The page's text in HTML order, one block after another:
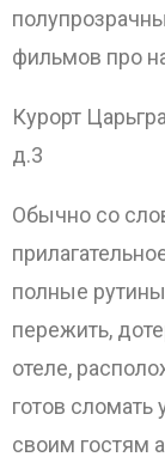
фильмов про
Курорт
д.3
Обычно со
полные
пережить,
отеле,
готов сломать
своим гостям